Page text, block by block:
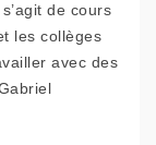
de cours
les collèges
avec des